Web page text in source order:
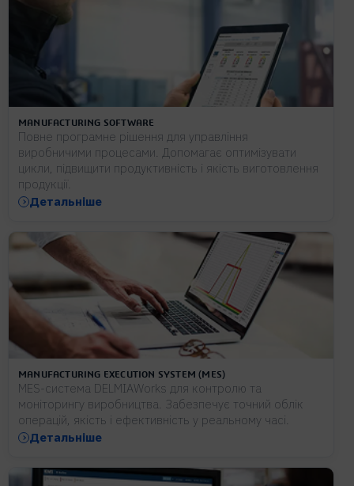
MANUFACTURING SOFTWARE
Повне програмне рішення для управління
виробничими процесами. Допомагає оптимізувати
цикли, підвищити продуктивність і якість виготовлення
продукції.
Детальніше
MANUFACTURING EXECUTION SYSTEM (MES)
MES-система DELMIAWorks для контролю та
моніторингу виробництва. Забезпечує точний облік
операцій, якість і ефективність у реальному часі.
Детальніше